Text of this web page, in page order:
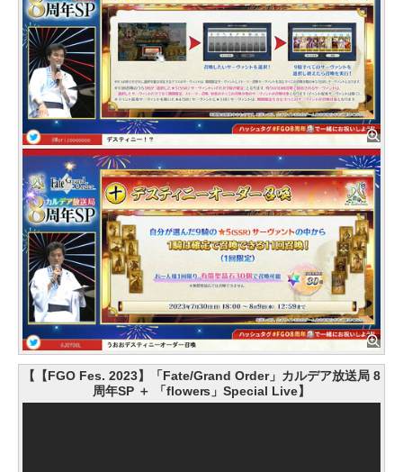
【【FGO Fes. 2023】「Fate/Grand Order」カルデア放送局 8
周年SP ＋ 「flowers」Special Live】